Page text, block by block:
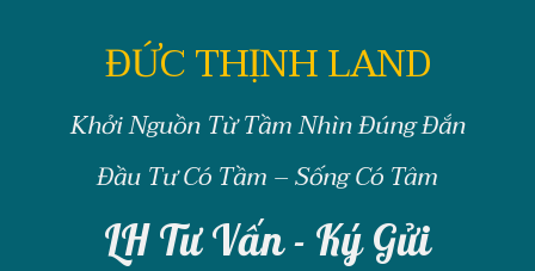
ĐỨC THỊNH LAND
Khởi Nguồn Từ Tầm Nhìn Đúng Đắn
Đầu Tư Có Tầm – Sống Có Tâm
LH Tư Vấn - Ký Gửi